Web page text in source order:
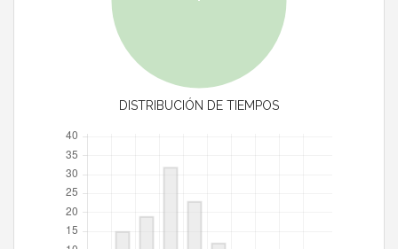
DISTRIBUCIÓN DE TIEMPOS